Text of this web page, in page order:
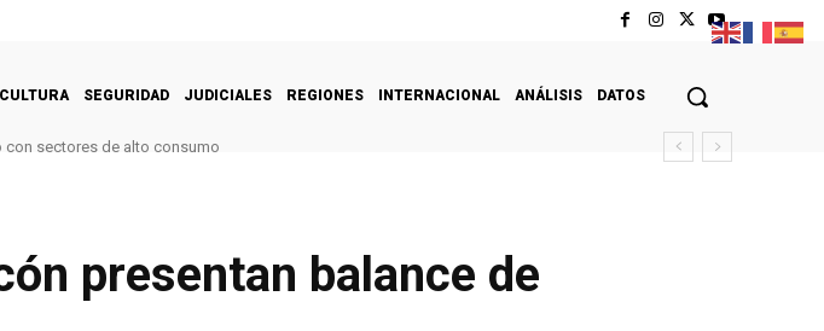
CULTURA SEGURIDAD JUDICIALES REGIONES INTERNACIONAL ANÁLISIS DATOS
sectores de alto consumo
presentan balance de